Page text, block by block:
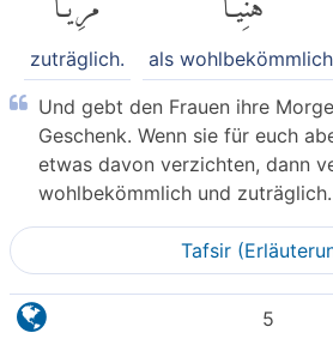
als
zuträglich.
Und gebt den Frauen ihre
Geschenk. Wenn sie für euch
etwas davon verzichten, dann
wohlbekömmlich und zuträglich.
Tafsir
5